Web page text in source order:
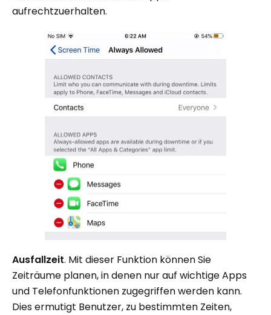
aufrechtzuerhalten.
Ausfallzeit. Mit dieser Funktion können Sie
Zeiträume planen, in denen nur auf wichtige Apps
und Telefonfunktionen zugegriffen werden kann.
Dies ermutigt Benutzer, zu bestimmten Zeiten,